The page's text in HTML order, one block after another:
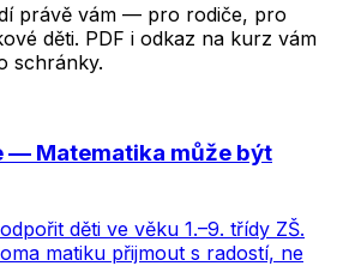
právě vám — pro rodiče, pro
děti. PDF i odkaz na kurz vám
schránky.
— Matematika může být
děti ve věku 1.–9. třídy ZŠ.
matiku přijmout s radostí, ne